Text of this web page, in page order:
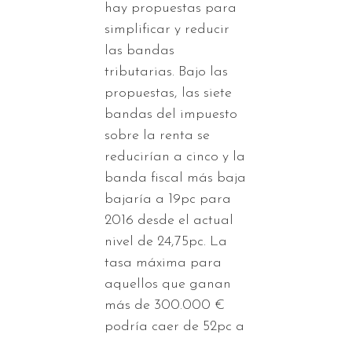
hay propuestas para
simplificar y reducir
las bandas
tributarias. Bajo las
propuestas, las siete
bandas del impuesto
sobre la renta se
reducirían a cinco y la
banda fiscal más baja
bajaría a 19pc para
2016 desde el actual
nivel de 24,75pc. La
tasa máxima para
aquellos que ganan
más de 300.000 €
podría caer de 52pc a